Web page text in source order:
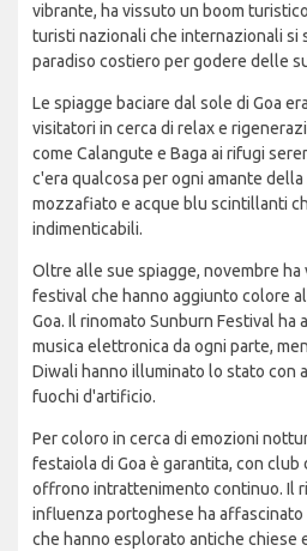
vibrante, ha vissuto un boom
turisti nazionali che internazionali si
paradiso costiero per godere delle
Le spiagge baciare dal sole di Goa
visitatori in cerca di relax e
come Calangute e Baga ai rifugi
c'era qualcosa per ogni amante
mozzafiato e acque blu scintillanti
indimenticabili.
Oltre alle sue spiagge, novembre
festival che hanno aggiunto colore
Goa. Il rinomato Sunburn Festival ha
musica elettronica da ogni parte,
Diwali hanno illuminato lo stato con
fuochi d'artificio.
Per coloro in cerca di emozioni
festaiola di Goa è garantita, con
offrono intrattenimento continuo. Il
influenza portoghese ha affascinato
che hanno esplorato antiche chiese